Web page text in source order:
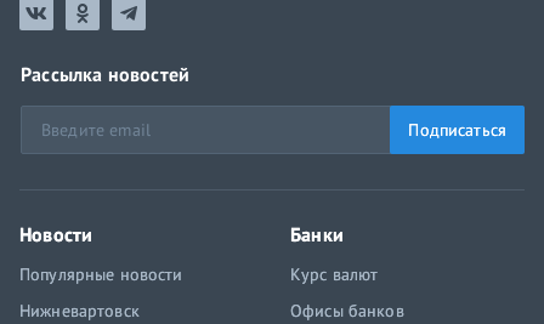
Рассылка новостей
Подписаться
Новости
Популярные новости
Нижневартовск
Банки
Курс валют
Офисы банков